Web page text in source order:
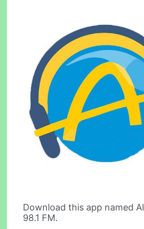
Download this app named
98.1 FM.